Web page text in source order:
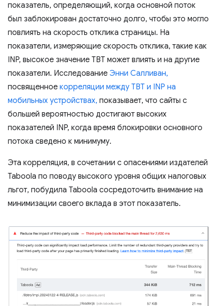
показатель, определяющий, когда основной поток
был заблокирован достаточно долго, чтобы это могло
повлиять на скорость отклика страницы. На
показатели, измеряющие скорость отклика, такие как
INP, высокое значение TBT может влиять и на другие
показатели. Исследование Энни Салливан,
посвященное корреляции между TBT и INP на
мобильных устройствах, показывает, что сайты с
большей вероятностью достигают высоких
показателей INP, когда время блокировки основного
потока сведено к минимуму.
Эта корреляция, в сочетании с опасениями издателей
Taboola по поводу высокого уровня общих налоговых
льгот, побудила Taboola сосредоточить внимание на
минимизации своего вклада в этот показатель.